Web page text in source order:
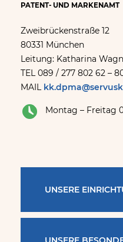
PATENT- UND MARKENAMT
Zweibrückenstraße 12
80331 München
Leitung: Katharina
TEL 089 / 277 802 62 –
MAIL
Montag – Freitag
UNSERE